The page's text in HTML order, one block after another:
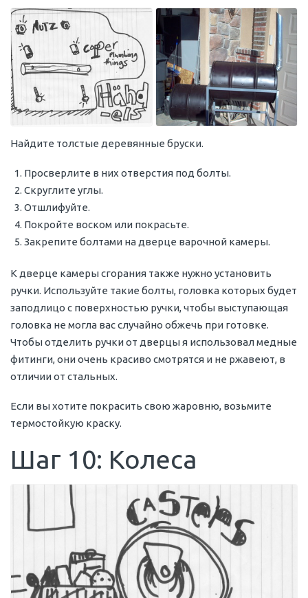
Найдите толстые деревянные бруски.
Просверлите в них отверстия под болты.
Скруглите углы.
Отшлифуйте.
Покройте воском или покрасьте.
Закрепите болтами на дверце варочной камеры.
К дверце камеры сгорания также нужно установить
ручки. Используйте такие болты, головка которых будет
заподлицо с поверхностью ручки, чтобы выступающая
головка не могла вас случайно обжечь при готовке.
Чтобы отделить ручки от дверцы я использовал медные
фитинги, они очень красиво смотрятся и не ржавеют, в
отличии от стальных.
Если вы хотите покрасить свою жаровню, возьмите
термостойкую краску.
Шаг 10: Колеса